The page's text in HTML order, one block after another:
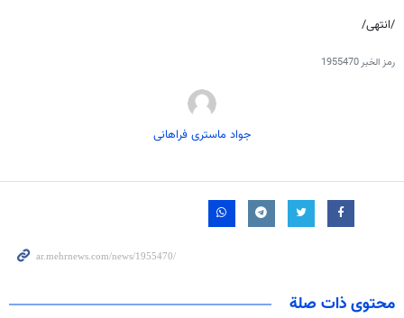
/انتهى/
رمز الخبر1955470
جواد ماستری فراهانی
محتوى ذات صلة